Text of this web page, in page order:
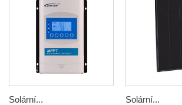
Solární... Solární...